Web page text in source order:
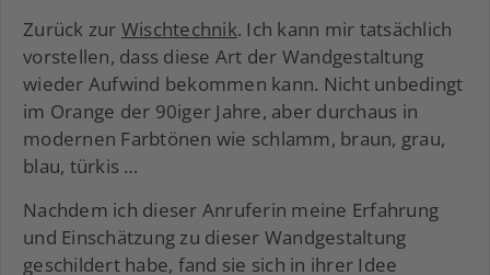
Zurück zur Wischtechnik. Ich kann mir tatsächlich
vorstellen, dass diese Art der Wandgestaltung
wieder Aufwind bekommen kann. Nicht unbedingt
im Orange der 90iger Jahre, aber durchaus in
modernen Farbtönen wie schlamm, braun, grau,
blau, türkis …
Nachdem ich dieser Anruferin meine Erfahrung
und Einschätzung zu dieser Wandgestaltung
geschildert habe, fand sie sich in ihrer Idee